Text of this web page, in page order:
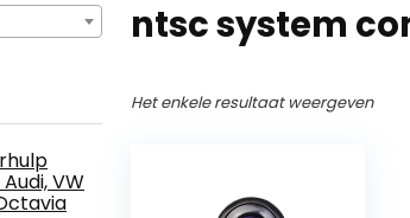
VW
ntsc system
Het enkele resultaat weergeven